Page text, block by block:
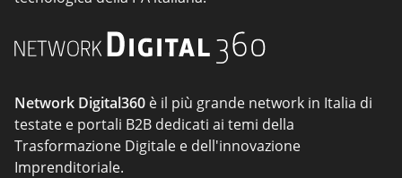
Network Digital360 è il più grande network in Italia di
testate e portali B2B dedicati ai temi della
Trasformazione Digitale e dell'innovazione
Imprenditoriale.